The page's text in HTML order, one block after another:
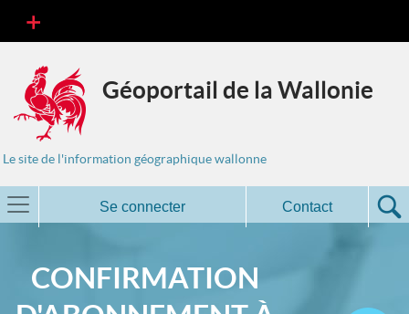
Géoportail de la Wallonie
Le site de l'information géographique wallonne
Se connecter Contact
CONFIRMATION